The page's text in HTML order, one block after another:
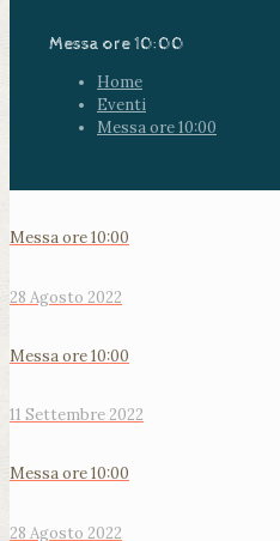
Messa ore 10:00
Home
Eventi
Messa ore 10:00
Messa ore 10:00
28 Agosto 2022
Messa ore 10:00
11 Settembre 2022
Messa ore 10:00
28 Agosto 2022